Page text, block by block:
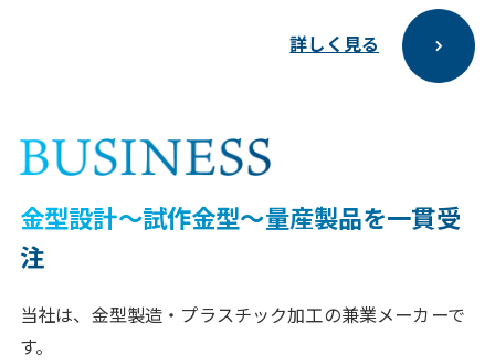
詳しく見る
⾦型設計〜試作⾦型〜量産製品を⼀貫受
注
当社は、⾦型製造・プラスチック加⼯の兼業メーカーで
す。